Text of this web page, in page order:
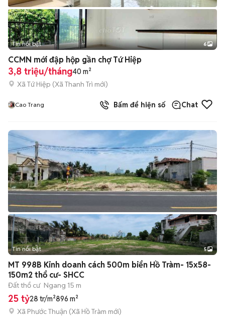
+2
Tin nổi bật 6
CCMN mới đập hộp gần chợ Tứ Hiệp
3,8 triệu/tháng40 m²
Xã Tứ Hiệp (Xã Thanh Trì mới)
Cao Trang Bấm để hiện số Chat
Tin nổi bật 5
MT 998B Kinh doanh cách 500m biển Hồ Tràm- 15x58-
150m2 thổ cư- SHCC
Đất thổ cư Ngang 15 m
25 tỷ28 tr/m²896 m²
Xã Phước Thuận (Xã Hồ Tràm mới)